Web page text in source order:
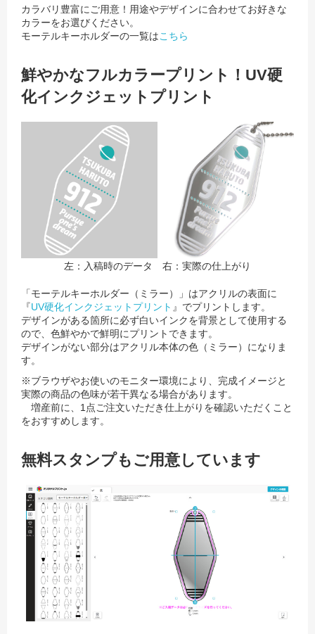
カラバリ豊富にご用意！用途やデザインに合わせてお好きな
カラーをお選びください。
モーテルキーホルダーの一覧はこちら
鮮やかなフルカラープリント！UV硬
化インクジェットプリント
左：入稿時のデータ 右：実際の仕上がり
「モーテルキーホルダー（ミラー）」はアクリルの表面に
『UV硬化インクジェットプリント 』でプリントします。
デザインがある箇所に必ず白いインクを背景として使用する
ので、色鮮やかで鮮明にプリントできます。
デザインがない部分はアクリル本体の色（ミラー）になりま
す。
※ブラウザやお使いのモニター環境により、完成イメージと
実際の商品の色味が若干異なる場合があります。
増産前に、1点ご注文いただき仕上がりを確認いただくこと
をおすすめします。
無料スタンプもご用意しています